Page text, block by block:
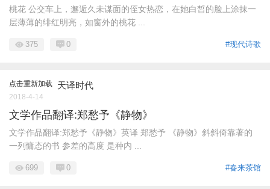
桃花 公交车上，邂逅久未谋面的侄女热恋，在她白皙的脸上涂抹一
层薄薄的绯红明亮，如窗外的桃花 ...
#现代诗歌
375 0
点击重新加载 天译时代
2018-4-14
文学作品翻译:郑愁予《静物》
文学作品翻译:郑愁予《静物》英译 郑愁予 《静物》斜斜倚靠著的
一列慵态的书 参差的高度 是种内 ...
#春来茶馆
699 0